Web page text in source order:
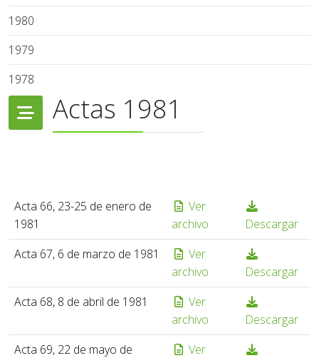
1980
1979
1978
Actas 1981
Acta 66, 23-25 de enero de
1981
Ver
archivo
Descargar
Acta 67, 6 de marzo de 1981
Ver
archivo
Descargar
Acta 68, 8 de abril de 1981
Ver
archivo
Descargar
Acta 69, 22 de mayo de
Ver